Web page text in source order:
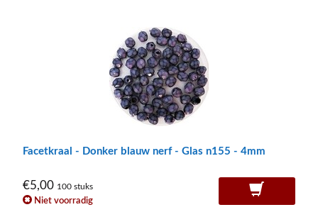
Facetkraal - Donker blauw nerf - Glas n155 - 4mm
€5,00 100 stuks
Niet voorradig